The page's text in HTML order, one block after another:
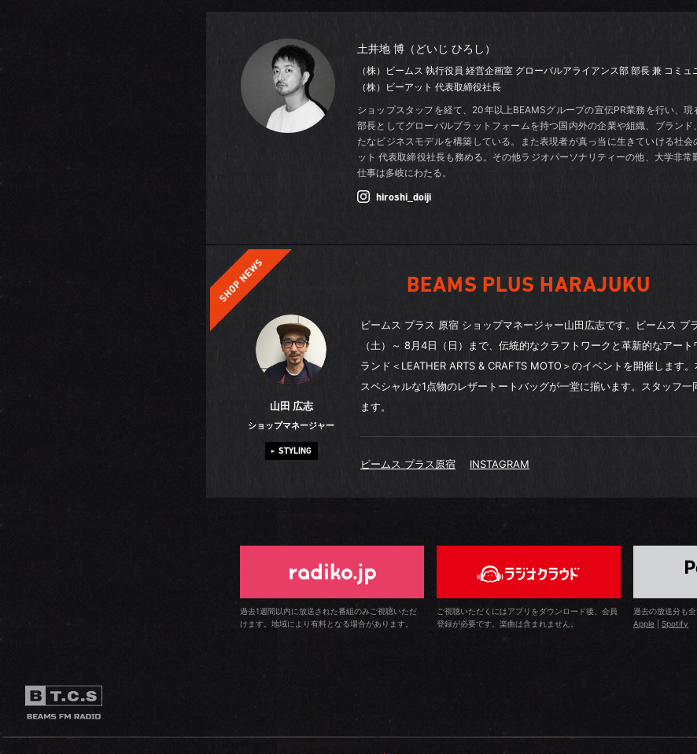
土井地 博（どいじ ひろし）
（株）ビームス 執行役員 経営企画室 グローバルアライアンス部 部長 兼 コミュ
（株）ビーアット 代表取締役社長
ショップスタッフを経て、20年以上BEAMSグループの宣伝PR業務を行い、
部長としてグローバルプラットフォームを持つ国内外の企業や組織、ブラン
たなビジネスモデルを構築している。また表現者が真っ当に生きていける社
ット 代表取締役社長も務める。その他ラジオパーソナリティーの他、大学非
仕事は多岐にわたる。
hiroshi_doiji
BEAMS PLUS HARAJUKU
山田 広志
ショップマネージャー
STYLING
ビームス プラス 原宿 ショップマネージャー山田広志です。ビームス プ
（土）～ 8月4日（日）まで、伝統的なクラフトワークと革新的なアー
ランド＜LEATHER ARTS & CRAFTS MOTO＞のイベントを開催します
スペシャルな1点物のレザートートバッグが一堂に揃います。スタッフ一
ます。
ビームス プラス原宿 INSTAGRAM
過去1週間以内に放送された番組のみご視聴いただ
けます。地域により有料となる場合があります。
ご視聴いただくにはアプリをダウンロード後、会員
登録が必要です。楽曲は含まれません。
過去の放送分も
Apple
Spotify